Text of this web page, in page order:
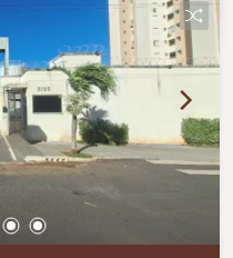
24 horas e uma
com piscina,
quadra esportiva,
conforto, segurança
Agende
esta excelente
imóvel completo e